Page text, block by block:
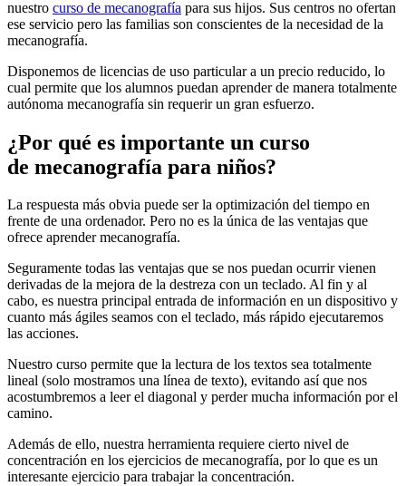
nuestro curso de mecanografía para sus hijos. Sus centros no ofertan
ese servicio pero las familias son conscientes de la necesidad de la
mecanografía.
Disponemos de licencias de uso particular a un precio reducido, lo
cual permite que los alumnos puedan aprender de manera totalmente
autónoma mecanografía sin requerir un gran esfuerzo.
¿Por qué es importante un curso
de mecanografía para niños?
La respuesta más obvia puede ser la optimización del tiempo en
frente de una ordenador. Pero no es la única de las ventajas que
ofrece aprender mecanografía.
Seguramente todas las ventajas que se nos puedan ocurrir vienen
derivadas de la mejora de la destreza con un teclado. Al fin y al
cabo, es nuestra principal entrada de información en un dispositivo y
cuanto más ágiles seamos con el teclado, más rápido ejecutaremos
las acciones.
Nuestro curso permite que la lectura de los textos sea totalmente
lineal (solo mostramos una línea de texto), evitando así que nos
acostumbremos a leer el diagonal y perder mucha información por el
camino.
Además de ello, nuestra herramienta requiere cierto nivel de
concentración en los ejercicios de mecanografía, por lo que es un
interesante ejercicio para trabajar la concentración.